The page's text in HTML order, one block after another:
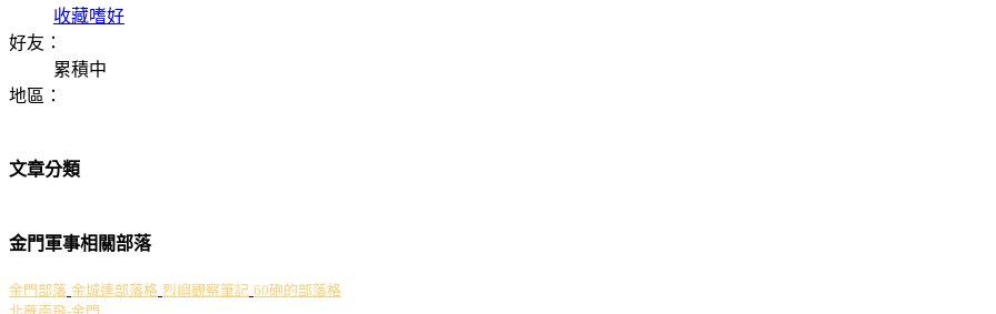
收藏嗜好
好友：
累積中
地區：
文章分類
金門軍事相關部落
金門部落 金城連部落格 烈嶼觀察筆記 60砲的部落格